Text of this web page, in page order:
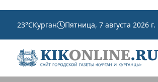
23°CКурган Пятница, 7 августа 2026 г.